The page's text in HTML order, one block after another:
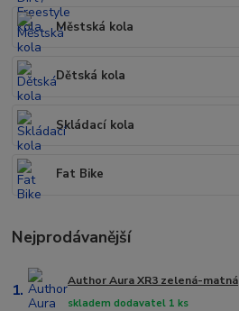
Městská kola
Dětská kola
Skládací kola
Fat Bike
Nejprodávanější
1. Author Aura XR3 zelená-matná
skladem dodavatel 1 ks